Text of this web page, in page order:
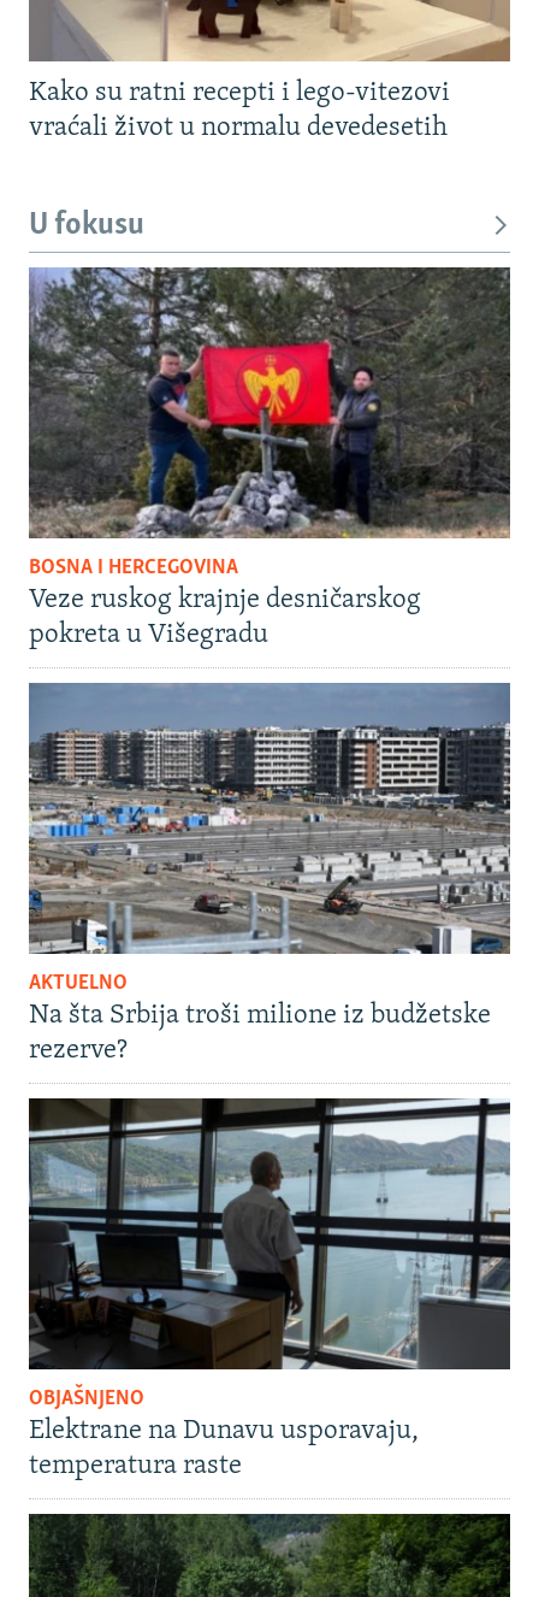
Kako su ratni recepti i lego-vitezovi
vraćali život u normalu devedesetih
U fokusu
BOSNA I HERCEGOVINA
Veze ruskog krajnje desničarskog
pokreta u Višegradu
AKTUELNO
Na šta Srbija troši milione iz budžetske
rezerve?
OBJAŠNJENO
Elektrane na Dunavu usporavaju,
temperatura raste